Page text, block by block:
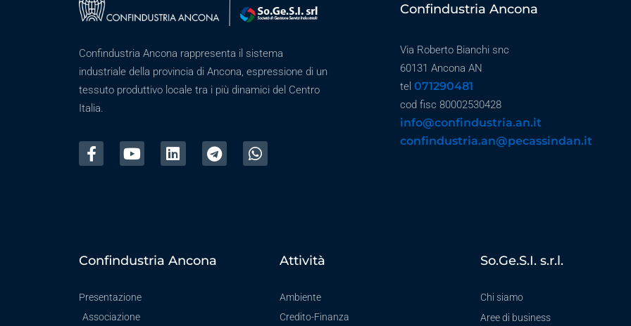
Confindustria Ancona rappresenta il sistema
industriale della provincia di Ancona, espressione di un
tessuto produttivo locale tra i più dinamici del Centro
Italia.
Confindustria Ancona
Via Roberto Bianchi snc
60131 Ancona AN
tel 071290481
cod fisc 80002530428
info@confindustria.an.it
confindustria.an@pecassindan.it
Confindustria Ancona
Presentazione
Associazione
Attività
Ambiente
Credito-Finanza
So.Ge.S.I. s.r.l.
Chi siamo
Aree di business